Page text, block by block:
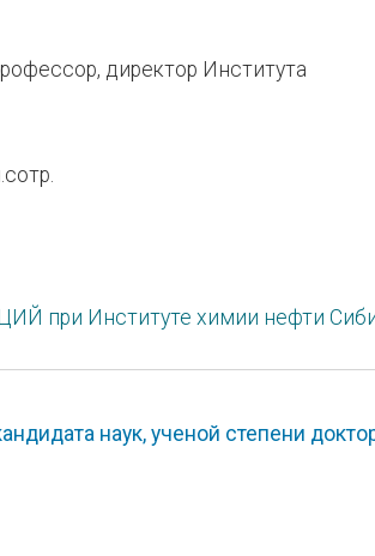
директор Института
Институте химии нефти
наук, ученой степени